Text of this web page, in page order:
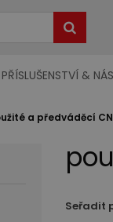
PŘÍSLUŠENSTVÍ &
a předváděcí
Seřadit